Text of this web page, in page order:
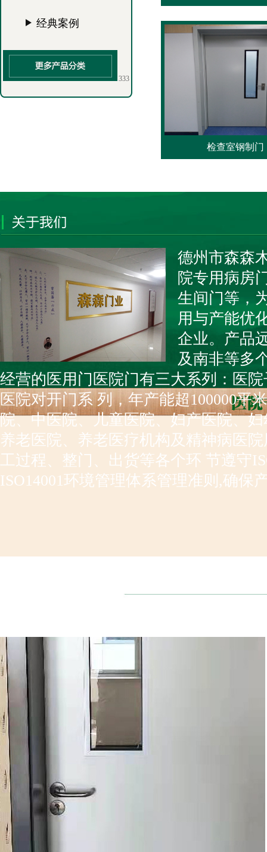
经典案例
333
检查室钢制门
德州市森森
院专用病房
生间门等，
用与产能优
企业。产品
及南非等多
经营的医用门医院门有三大系列：医
医院对开门系 列，年产能超100000平
院、中医院、儿童医院、妇产医院、
养老医院、养老医疗机构及精神病医
工过程、整门、出货等各个环 节遵守
ISO14001环境管理体系管理准则,确保
三甲医院门案例